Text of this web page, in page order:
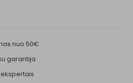
nuo 50€
garantija